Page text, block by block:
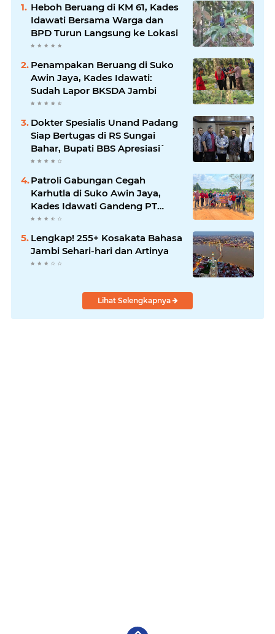
Heboh Beruang di KM 61, Kades
Idawati Bersama Warga dan
BPD Turun Langsung ke Lokasi
Penampakan Beruang di Suko
Awin Jaya, Kades Idawati:
Sudah Lapor BKSDA Jambi
Dokter Spesialis Unand Padang
Siap Bertugas di RS Sungai
Bahar, Bupati BBS Apresiasi`
Patroli Gabungan Cegah
Karhutla di Suko Awin Jaya,
Kades Idawati Gandeng PT
BBB-S, TNI dan BPD
Lengkap! 255+ Kosakata Bahasa
Jambi Sehari-hari dan Artinya
Lihat Selengkapnya